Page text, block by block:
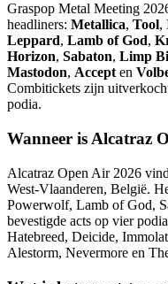
Graspop Metal Meeting
headliners: Metallica, Tool,
Leppard, Lamb of God,
Horizon, Sabaton, Limp
Mastodon, Accepten
Combitickets zijn
podia.
Wanneer is Alcatraz
Alcatraz Open Air 2026
West-Vlaanderen, België.
Powerwolf, Lamb of God,
bevestigde acts op vier
Hatebreed, Deicide,
Alestorm, Nevermore en